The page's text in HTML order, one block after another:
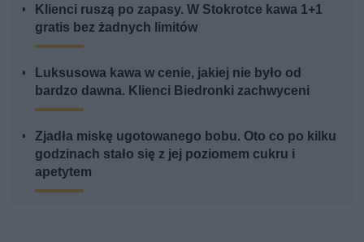
Klienci ruszą po zapasy. W Stokrotce kawa 1+1
gratis bez żadnych limitów
Luksusowa kawa w cenie, jakiej nie było od
bardzo dawna. Klienci Biedronki zachwyceni
Zjadła miskę ugotowanego bobu. Oto co po kilku
godzinach stało się z jej poziomem cukru i
apetytem